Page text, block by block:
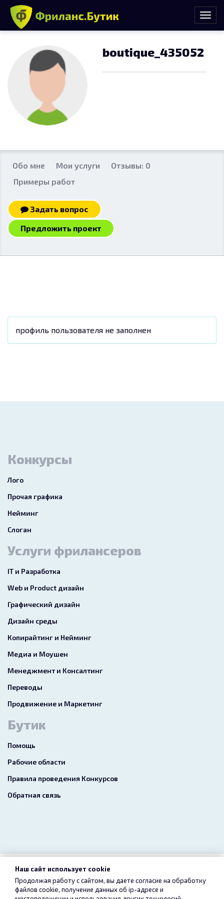
boutique_435052
Обо мне Мои услуги
Отзывы: 0
Примеры работ
Задать вопрос
Предложить проект
профиль пользователя не заполнен
Конкурсы
Лого
Прочая графика
Нейминг
Слоган
Услуги фрилансеров
IT и Разработка
Web и Product дизайн
Графический дизайн
Дизайн среды
Копирайтинг и Нейминг
Медиа и Моушен
Менеджмент и Консалтинг
Переводы
Продвижение и Маркетинг
Бутик
Помощь
Рабочие области
Правила проведения Конкурсов
Обратная связь
2026 freelance.boutique
Пользовательское соглашение Конфиденциальность
Наш сайт использует cookie
Продолжая работу с сайтом, вы даете согласие на обработку
файлов cookie, получение данных об ip-адресе и